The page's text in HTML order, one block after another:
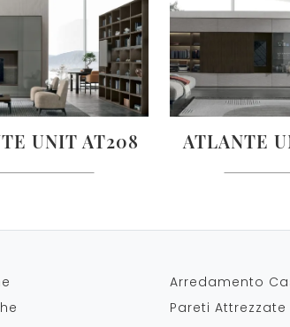
UNIT AT208 ATLANTE
Arredamento
Pareti Attrezzate